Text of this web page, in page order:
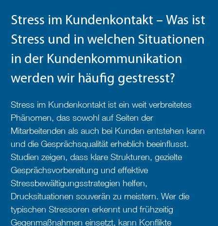
Stress im Kundenkontakt – Was ist
Stress und in welchen Situationen
in der Kundenkommunikation
werden wir häufig gestresst?
Stress im Kundenkontakt ist ein weit verbreitetes
Phänomen, das sowohl auf Seiten der
Mitarbeitenden als auch bei Kunden entstehen kann
und die Gesprächsqualität erheblich beeinflusst.
Studien zeigen, dass klare Strukturen, gezielte
Gesprächsvorbereitung und effektive
Stressbewältigungsstrategien helfen,
Drucksituationen souverän zu meistern. Wer die
typischen Stressoren erkennt und frühzeitig
Gegenmaßnahmen einsetzt, kann Konflikte